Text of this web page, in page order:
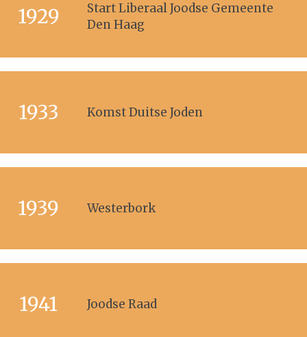
1929
Start Liberaal Joodse Gemeente
Den Haag
1933 Komst Duitse Joden
1939 Westerbork
1941 Joodse Raad